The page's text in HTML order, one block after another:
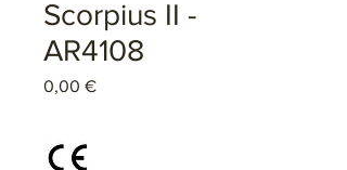
Scorpius II -
AR4108
0,00 €Preço